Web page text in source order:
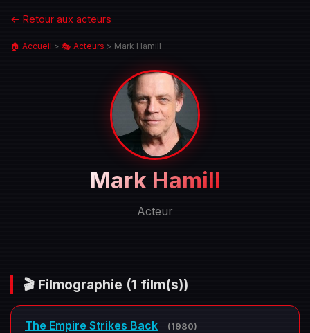
← Retour aux acteurs
🏠 Accueil > 🎭 Acteurs > Mark Hamill
Portrait
de
Mark Hamill
Acteur
🎬 Filmographie (1 film(s))
The Empire Strikes Back
(1980)